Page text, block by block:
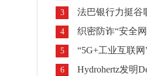
量同比增
3 法巴银行力挺谷
大
4 织密防诈“安全
子”
5 “5G+工业互联
段，
6 Hydrohertz发明